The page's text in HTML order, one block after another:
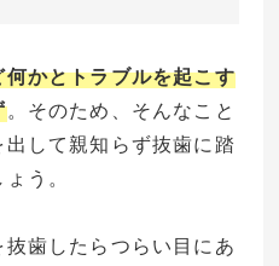
かとトラブルを起こす
。そのため、そんなこと
して親知らず抜歯に踏
う。
歯したらつらい目にあ